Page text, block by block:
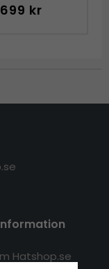
699 kr
Hatshop.se